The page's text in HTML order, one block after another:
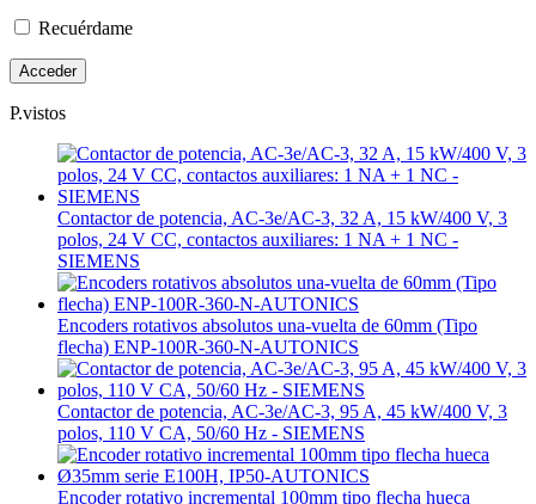
Recuérdame
P.vistos
Contactor de potencia, AC-3e/AC-3, 32 A, 15 kW/400 V, 3
polos, 24 V CC, contactos auxiliares: 1 NA + 1 NC -
SIEMENS
Encoders rotativos absolutos una-vuelta de 60mm (Tipo
flecha) ENP-100R-360-N-AUTONICS
Contactor de potencia, AC-3e/AC-3, 95 A, 45 kW/400 V, 3
polos, 110 V CA, 50/60 Hz - SIEMENS
Encoder rotativo incremental 100mm tipo flecha hueca